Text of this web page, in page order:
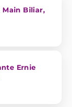
Main Biliar,
Ernie